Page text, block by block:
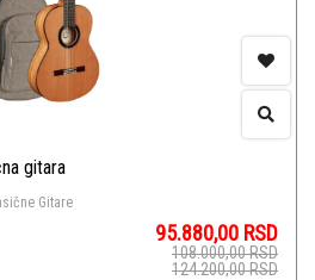
gitara
Gitare
95.880,00 RSD
108.000,00RSD
124.200,00RSD